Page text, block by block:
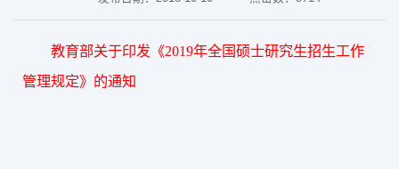
教育部关于印发《2019年全国硕士研究生招生工作
管理规定》的通知